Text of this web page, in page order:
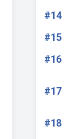
#14
#15
#16
#17
#18